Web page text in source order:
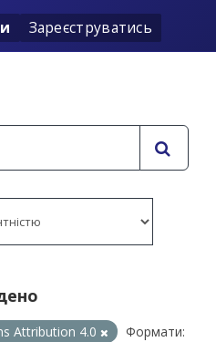
Зареєструватись
Attribution 4.0
Формати: